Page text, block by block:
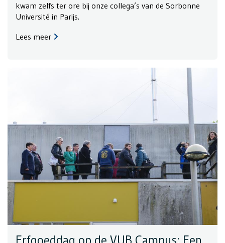
kwam zelfs ter ore bij onze collega’s van de Sorbonne
Université in Parijs.
Lees meer